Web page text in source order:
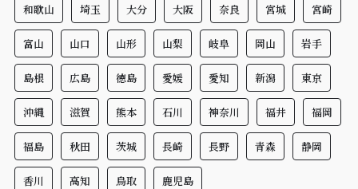
和歌山 埼玉 大分 大阪 奈良 宮城 宮崎
富山 山口 山形 山梨 岐阜 岡山 岩手
島根 広島 徳島 愛媛 愛知 新潟 東京
沖縄 滋賀 熊本 石川 神奈川 福井 福岡
福島 秋田 茨城 長崎 長野 青森 静岡
香川 高知 鳥取 鹿児島